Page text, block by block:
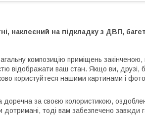
наклеєний на підкладку з ДВП,
композицію приміщень
відображати ваш стан. Якщо ви, друзі,
користуйтеся нашими картинами і
за своєю колористикою,
тоді вам забезпечено завжди